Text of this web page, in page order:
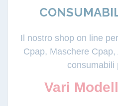
Il nostro shop on line
Cpap, Maschere
consumabili
Vari